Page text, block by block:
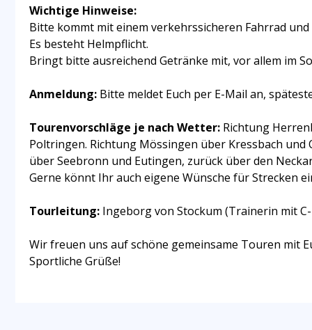
Wichtige Hinweise:
Bitte kommt mit einem verkehrssicheren Fahrrad und
Es besteht Helmpflicht.
Bringt bitte ausreichend Getränke mit, vor allem im
Anmeldung: Bitte meldet Euch per E-Mail an,
Tourenvorschläge je nach Wetter: Richtung
Poltringen. Richtung Mössingen über Kressbach
über Seebronn und Eutingen, zurück über den
Gerne könnt Ihr auch eigene Wünsche für Strecken
Tourleitung: Ingeborg von Stockum (Trainerin mit
Wir freuen uns auf schöne gemeinsame Touren mit
Sportliche Grüße!